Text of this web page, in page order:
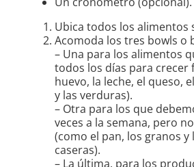
Ubica todos los alimentos
Acomoda los tres bowls o
– Una para los alimentos
todos los días para crecer
huevo, la leche, el queso,
y las verduras).
– Otra para los que
veces a la semana, pero
(como el pan, los granos y
caseras).
– La última, para los